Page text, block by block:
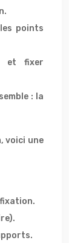
points
et fixer
: la
voici une